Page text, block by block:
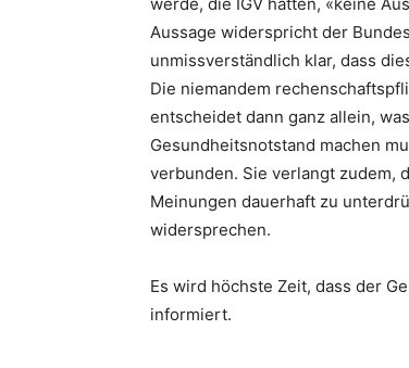
Aussage widerspricht der
unmissverständlich klar, dass
Die niemandem
entscheidet dann ganz allein,
Gesundheitsnotstand machen
verbunden. Sie verlangt zudem,
Meinungen dauerhaft zu
widersprechen.
Es wird höchste Zeit, dass der
informiert.